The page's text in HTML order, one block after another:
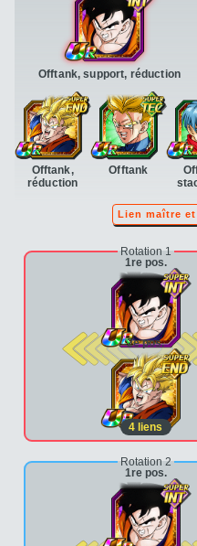
Offtank, support, réduction
Offtank,
réduction
Offtank
Lien maître
Rotation 1
1re pos.
2e pos.
4 liens
Rotation 2
1re pos.